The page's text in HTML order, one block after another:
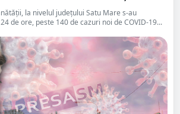
la nivelul județului Satu Mare s-au
de ore, peste 140 de cazuri noi de COVID-19...